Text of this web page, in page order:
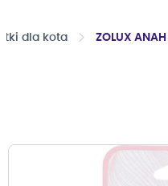
dla kota ZOLUX
Przejdź